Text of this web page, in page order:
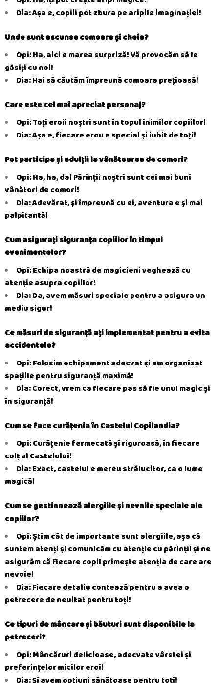
Dia: Așa e, copiii pot zbura pe aripile imaginației!
Unde sunt ascunse comoara și cheia?
Opi: Ha, aici e marea surpriză! Vă provocăm să le
găsiți cu noi!
Dia: Hai să căutăm împreună comoara prețioasă!
Care este cel mai apreciat personaj?
Opi: Toți eroii noștri sunt în topul inimilor copiilor!
Dia: Așa e, fiecare erou e special și iubit de toți!
Pot participa și adulții la vânătoarea de comori?
Opi: Ha, ha, da! Părinții noștri sunt cei mai buni
vânători de comori!
Dia: Adevărat, și împreună cu ei, aventura e și mai
palpitantă!
Cum asigurați siguranța copiilor în timpul
evenimentelor?
Opi: Echipa noastră de magicieni veghează cu
atenție asupra copiilor!
Dia: Da, avem măsuri speciale pentru a asigura un
mediu sigur!
Ce măsuri de siguranță ați implementat pentru a evita
accidentele?
Opi: Folosim echipament adecvat și am organizat
spațiile pentru siguranță maximă!
Dia: Corect, vrem ca fiecare pas să fie unul magic și
în siguranță!
Cum se face curățenia în Castelul Copilandia?
Opi: Curățenie fermecată și riguroasă, în fiecare
colț al Castelului!
Dia: Exact, castelul e mereu strălucitor, ca o lume
magică!
Cum se gestionează alergiile și nevoile speciale ale
copiilor?
Opi: Știm cât de importante sunt alergiile, așa că
suntem atenți și comunicăm cu atenție cu părinții și ne
asigurăm că fiecare copil primește atenția de care are
nevoie!
Dia: Fiecare detaliu contează pentru a avea o
petrecere de neuitat pentru toți!
Ce tipuri de mâncare și băuturi sunt disponibile la
petreceri?
Opi: Mâncăruri delicioase, adecvate vârstei și
preferințelor micilor eroi!
Dia: Și avem opțiuni sănătoase pentru toți!